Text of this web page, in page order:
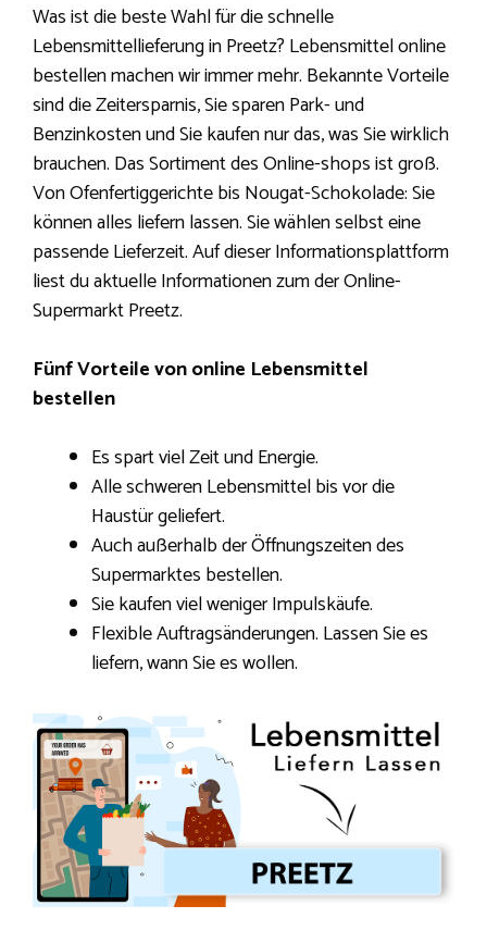
Was ist die beste Wahl für die schnelle
Lebensmittellieferung in Preetz? Lebensmittel online
bestellen machen wir immer mehr. Bekannte Vorteile
sind die Zeitersparnis, Sie sparen Park- und
Benzinkosten und Sie kaufen nur das, was Sie wirklich
brauchen. Das Sortiment des Online-shops ist groß.
Von Ofenfertiggerichte bis Nougat-Schokolade: Sie
können alles liefern lassen. Sie wählen selbst eine
passende Lieferzeit. Auf dieser Informationsplattform
liest du aktuelle Informationen zum der Online-
Supermarkt Preetz.
Fünf Vorteile von online Lebensmittel
bestellen
Es spart viel Zeit und Energie.
Alle schweren Lebensmittel bis vor die
Haustür geliefert.
Auch außerhalb der Öffnungszeiten des
Supermarktes bestellen.
Sie kaufen viel weniger Impulskäufe.
Flexible Auftragsänderungen. Lassen Sie es
liefern, wann Sie es wollen.